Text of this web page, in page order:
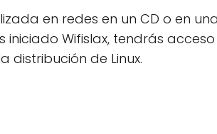
en redes en un CD o en
iniciado Wifislax, tendrás
distribución de Linux.